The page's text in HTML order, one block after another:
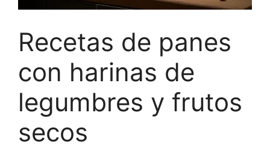
Recetas de panes
con harinas de
legumbres y frutos
secos